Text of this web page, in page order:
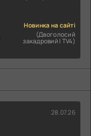
Новинка на сайті
(Двоголосий
закадровий | TV4)
28.07.26